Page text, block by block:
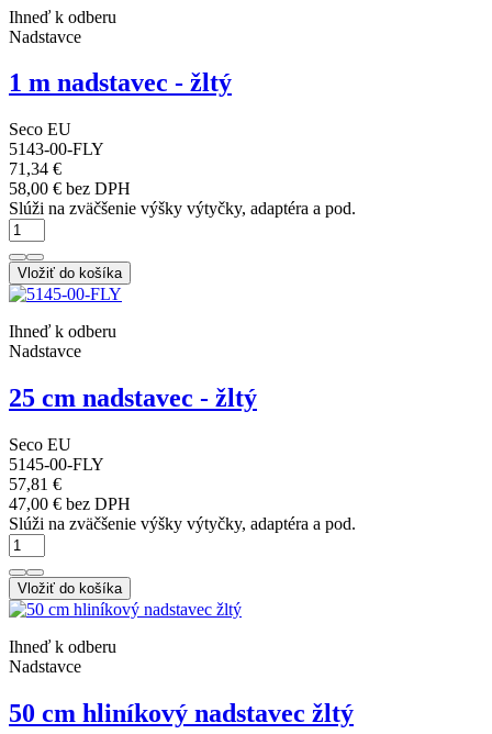
Ihneď k odberu
Nadstavce
1 m nadstavec - žltý
Seco EU
5143-00-FLY
71,34 €
58,00 € bez DPH
Slúži na zväčšenie výšky výtyčky, adaptéra a pod.
Vložiť do košíka
Ihneď k odberu
Nadstavce
25 cm nadstavec - žltý
Seco EU
5145-00-FLY
57,81 €
47,00 € bez DPH
Slúži na zväčšenie výšky výtyčky, adaptéra a pod.
Vložiť do košíka
Ihneď k odberu
Nadstavce
50 cm hliníkový nadstavec žltý